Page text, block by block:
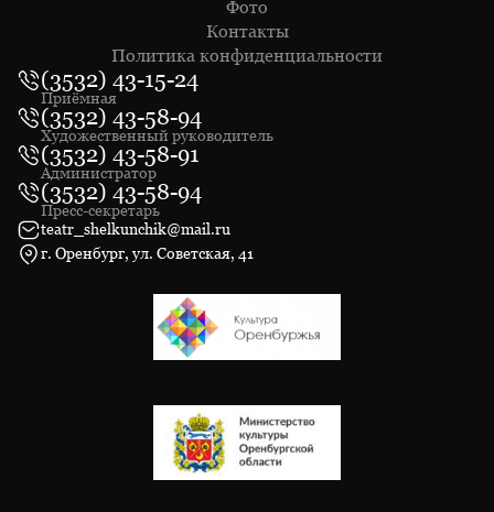
Фото
Контакты
Политика конфиденциальности
(3532) 43-15-24
Приёмная
(3532) 43-58-94
Художественный руководитель
(3532) 43-58-91
Администратор
(3532) 43-58-94
Пресс-секретарь
teatr_shelkunchik@mail.ru
г. Оренбург, ул. Советская, 41